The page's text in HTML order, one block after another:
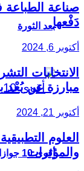
بعد الثورة
أقوى 10 جوازات سفر في إفريقيا لعام 2026
صناعة
دَفْعها
أكتوبر 6, 2024
الانتخابات
مبارزة عن
أكتوبر 21, 2024
العلوم
والمؤثرات